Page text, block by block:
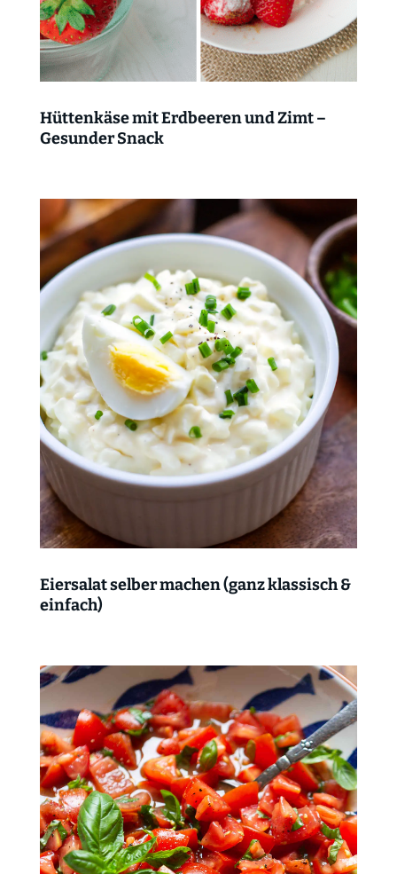
Hüttenkäse mit Erdbeeren und Zimt –
Gesunder Snack
Eiersalat selber machen (ganz klassisch &
einfach)